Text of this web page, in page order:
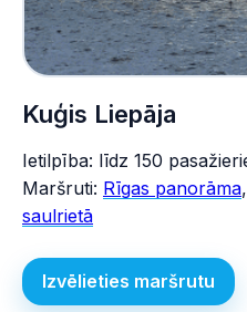
Kuģis Liepāja
Ietilpība: līdz 150
Maršruti: Rīgas panorāma,
saulrietā
Izvēlieties maršrutu